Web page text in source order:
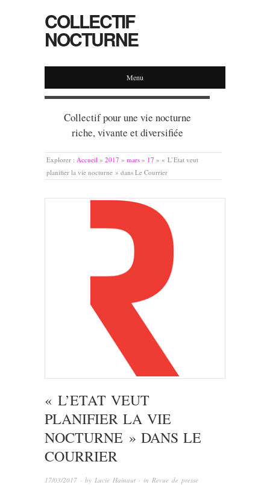
COLLECTIF
NOCTURNE
Menu
Collectif pour une vie nocturne
riche, vivante et diversifiée
Explorer : Accueil » 2017 » mars » 17 » « L’Etat veut
planifier la vie nocturne » dans Le Courrier
« L’ETAT VEUT
PLANIFIER LA VIE
NOCTURNE » DANS LE
COURRIER
17/03/2017 · by Lucie Hainaut · in Revue de presse